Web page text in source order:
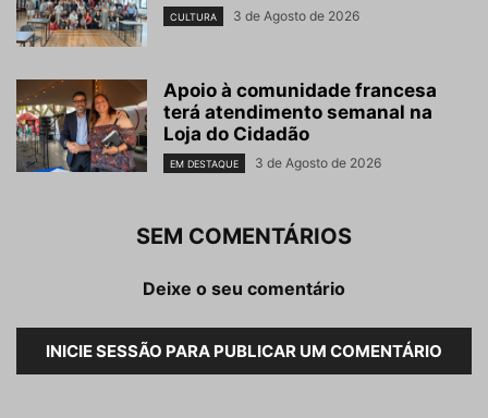
CULTURA 3 de Agosto de 2026
Apoio à comunidade francesa
terá atendimento semanal na
Loja do Cidadão
EM DESTAQUE 3 de Agosto de 2026
SEM COMENTÁRIOS
Deixe o seu comentário
INICIE SESSÃO PARA PUBLICAR UM COMENTÁRIO